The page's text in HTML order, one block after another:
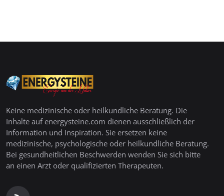
Keine medizinische oder heilkundliche Beratung. Die
Inhalte auf energysteine.com dienen ausschließlich der
Information und Inspiration. Sie ersetzen keine
medizinische, psychologische oder heilkundliche Beratung.
Bei gesundheitlichen Beschwerden wenden Sie sich bitte
an einen Arzt oder qualifizierten Therapeuten.